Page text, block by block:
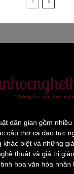
dân gian gồm
câu thơ ca dao tực
khác biệt và những
thuật và giá trị
tinh hoa văn hóa nhân